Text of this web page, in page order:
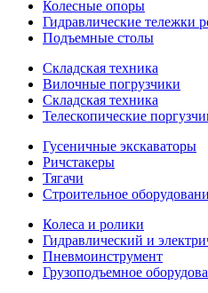
Колесные опоры
Гидравлические тележки
Подъемные столы
Складская техника
Вилочные погрузчики
Складская техника
Телескопические
Гусеничные экскаваторы
Ричстакеры
Тягачи
Строительное
Колеса и ролики
Гидравлический и
Пневмоинструмент
Грузоподъемное